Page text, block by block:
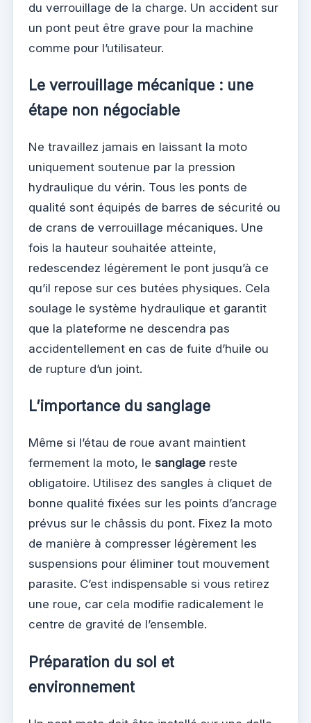
du verrouillage de la charge. Un accident sur
un pont peut être grave pour la machine
comme pour l’utilisateur.
Le verrouillage mécanique : une
étape non négociable
Ne travaillez jamais en laissant la moto
uniquement soutenue par la pression
hydraulique du vérin. Tous les ponts de
qualité sont équipés de barres de sécurité ou
de crans de verrouillage mécaniques. Une
fois la hauteur souhaitée atteinte,
redescendez légèrement le pont jusqu’à ce
qu’il repose sur ces butées physiques. Cela
soulage le système hydraulique et garantit
que la plateforme ne descendra pas
accidentellement en cas de fuite d’huile ou
de rupture d’un joint.
L’importance du sanglage
Même si l’étau de roue avant maintient
fermement la moto, le sanglage reste
obligatoire. Utilisez des sangles à cliquet de
bonne qualité fixées sur les points d’ancrage
prévus sur le châssis du pont. Fixez la moto
de manière à compresser légèrement les
suspensions pour éliminer tout mouvement
parasite. C’est indispensable si vous retirez
une roue, car cela modifie radicalement le
centre de gravité de l’ensemble.
Préparation du sol et
environnement